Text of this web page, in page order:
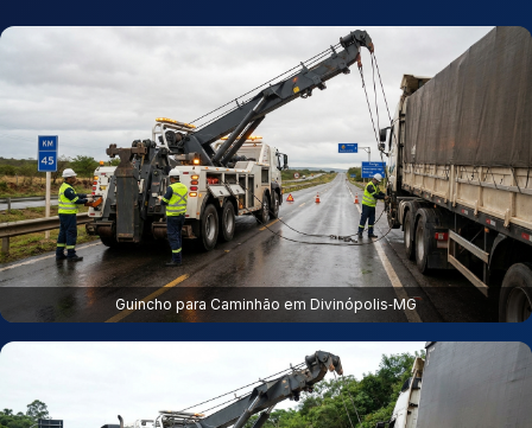
Guincho para Caminhão em Divinópolis‑MG